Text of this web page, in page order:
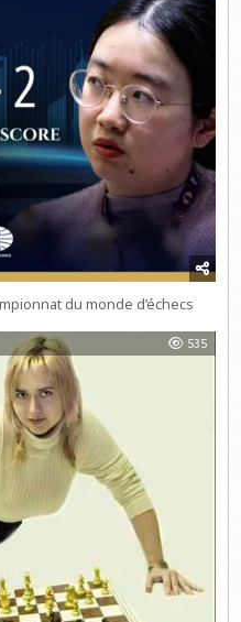
du monde d’échecs
535